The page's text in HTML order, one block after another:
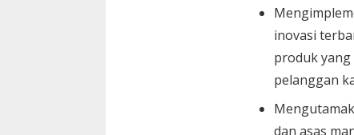
inovasi
produk yang
pelanggan
dan asas